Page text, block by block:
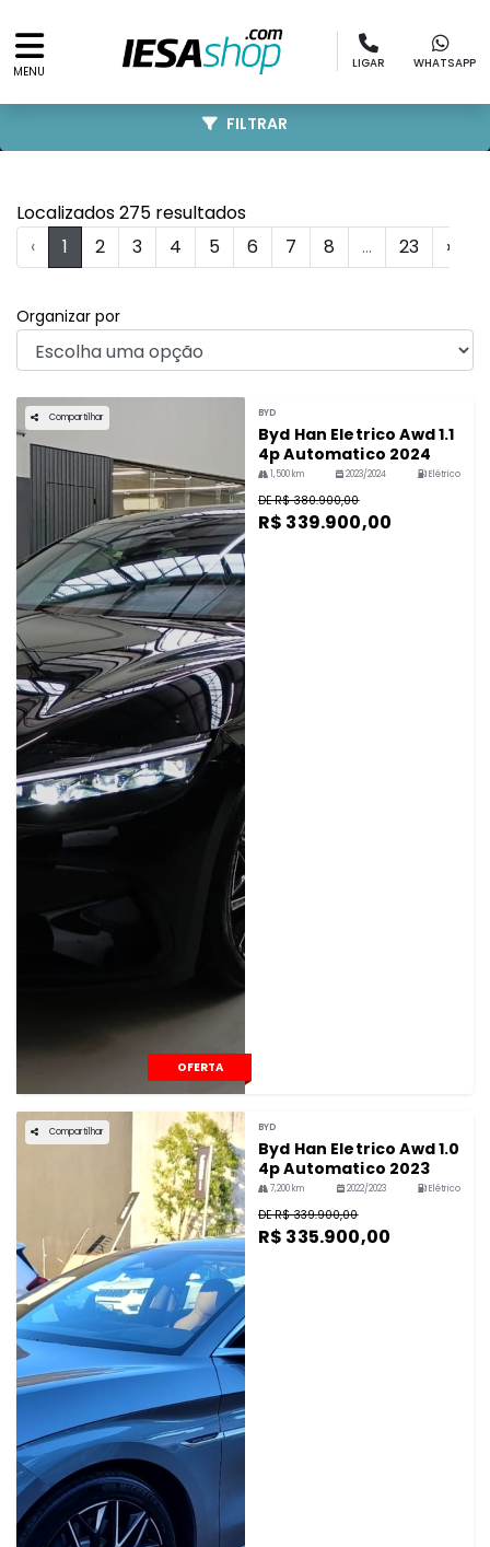
MENU
LIGAR WHATSAPP
Localizados 275 resultados
‹
1 2 3 4 5 6 7 8 ... 23 ›
FILTRAR
Organizar por
OFERTA
Compartilhar BYD
Byd Han Eletrico Awd 1.1
4p Automatico 2024
1,500 km 2023/2024 Elétrico
DE R$ 380.900,00
R$ 339.900,00
Compartilhar BYD
Byd Han Eletrico Awd 1.0
4p Automatico 2023
7,200 km 2022/2023 Elétrico
DE R$ 339.900,00
R$ 335.900,00